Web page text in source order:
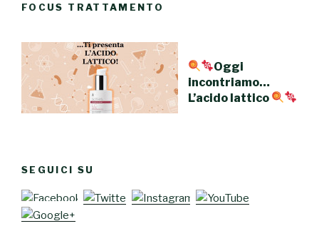
FOCUS TRATTAMENTO
Oggi
incontriamo…
L’acido lattico
SEGUICI SU